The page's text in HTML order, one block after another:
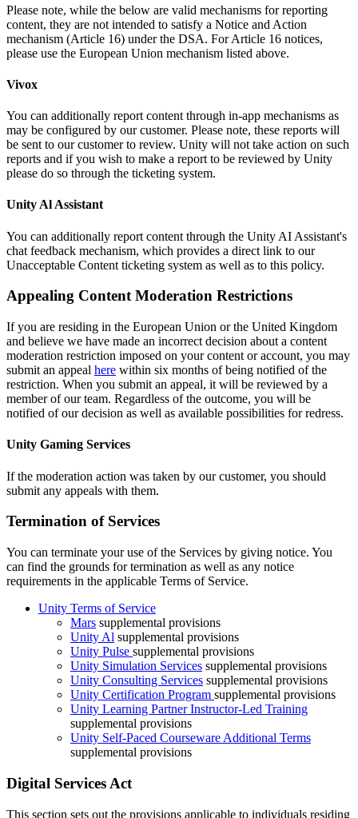
Please note, while the below are valid mechanisms for reporting
content, they are not intended to satisfy a Notice and Action
mechanism (Article 16) under the DSA. For Article 16 notices,
please use the European Union mechanism listed above.
Vivox
You can additionally report content through in-app mechanisms as
may be configured by our customer. Please note, these reports will
be sent to our customer to review. Unity will not take action on such
reports and if you wish to make a report to be reviewed by Unity
please do so through the ticketing system.
Unity Al Assistant
You can additionally report content through the Unity AI Assistant's
chat feedback mechanism, which provides a direct link to our
Unacceptable Content ticketing system as well as to this policy.
Appealing Content Moderation Restrictions
If you are residing in the European Union or the United Kingdom
and believe we have made an incorrect decision about a content
moderation restriction imposed on your content or account, you may
submit an appeal here within six months of being notified of the
restriction. When you submit an appeal, it will be reviewed by a
member of our team. Regardless of the outcome, you will be
notified of our decision as well as available possibilities for redress.
Unity Gaming Services
If the moderation action was taken by our customer, you should
submit any appeals with them.
Termination of Services
You can terminate your use of the Services by giving notice. You
can find the grounds for termination as well as any notice
requirements in the applicable Terms of Service.
Unity Terms of Service
Mars supplemental provisions
Unity Al supplemental provisions
Unity Pulse supplemental provisions
Unity Simulation Services supplemental provisions
Unity Consulting Services supplemental provisions
Unity Certification Program supplemental provisions
Unity Learning Partner Instructor-Led Training
supplemental provisions
Unity Self-Paced Courseware Additional Terms
supplemental provisions
Digital Services Act
This section sets out the provisions applicable to individuals residing